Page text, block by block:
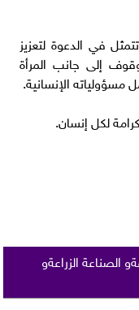
في الدعوة لتعزيز
إلى جانب المرأة
مسؤولياته الإنسانية.
لكل إنسان.
الصناعة الزراعةو